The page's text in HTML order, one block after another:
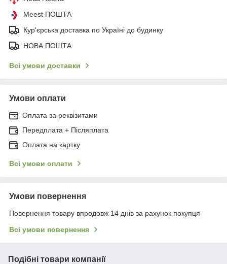
Meest ПОШТА
Кур'єрська доставка по Україні до будинку
НОВА ПОШТА
Всі умови доставки
Умови оплати
Оплата за реквізитами
Передплата + Післяплата
Оплата на картку
Всі умови оплати
Умови повернення
Повернення товару впродовж 14 днів за рахунок покупця
Всі умови повернення
Подібні товари компанії